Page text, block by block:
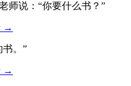
师说：“你要什么书？”
→
书。”
→